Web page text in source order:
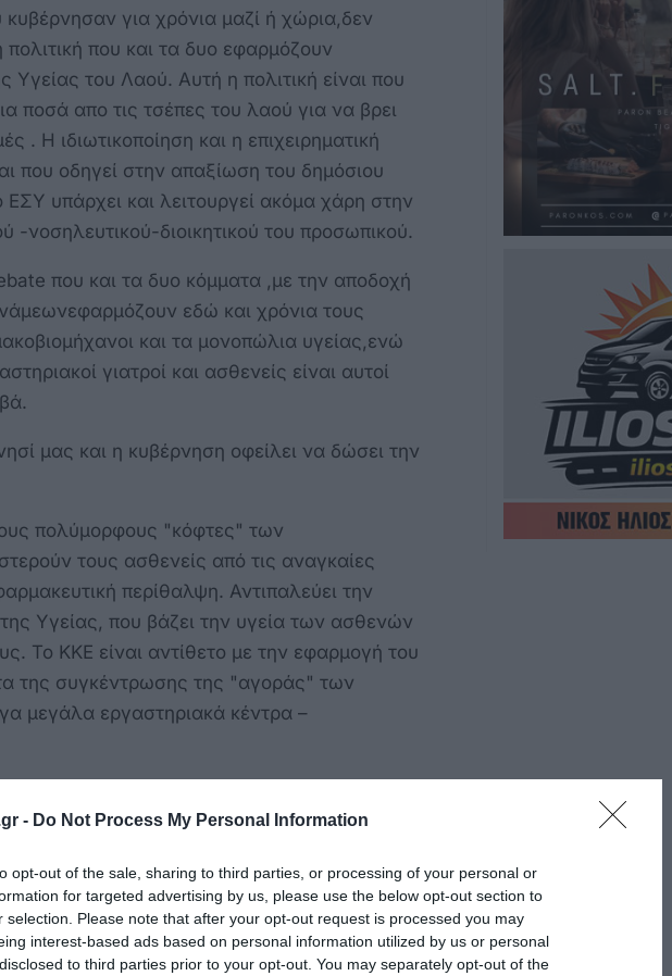
- Do Not Process My Personal Information
opt-out of the sale, sharing to third parties, or processing of your personal or
for targeted advertising by us, please use the below opt-out section to
selection. Please note that after your opt-out request is processed you may
interest-based ads based on personal information utilized by us or personal
to third parties prior to your opt-out. You may separately opt-out of the
για χρόνια μαζί ή χώρια,δεν
πολιτική που και τα δυο εφαρμόζουν
Υγείας του Λαού. Αυτή η πολιτική είναι που
ποσά απο τις τσέπες του λαού για να βρει
. Η ιδιωτικοποίηση και η επιχειρηματική
που οδηγεί στην απαξίωση του δημόσιου
υπάρχει και λειτουργεί ακόμα χάρη στην
-νοσηλευτικού-διοικητικού του προσωπικού.
που και τα δυο κόμματα ,με την αποδοχή
εδώ και χρόνια τους
και τα μονοπώλια υγείας,ενώ
γιατροί και ασθενείς είναι αυτοί
μας και η κυβέρνηση οφείλει να δώσει την
πολύμορφους "κόφτες" των
τους ασθενείς από τις αναγκαίες
περίθαλψη. Αντιπαλεύει την
Υγείας, που βάζει την υγεία των ασθενών
Το ΚΚΕ είναι αντίθετο με την εφαρμογή του
της συγκέντρωσης της "αγοράς" των
μεγάλα εργαστηριακά κέντρα –
και τις δήθεν παρεμβάσεις
προσωπικού στο νοσοκομείο και στα
του νοσοκομείου.